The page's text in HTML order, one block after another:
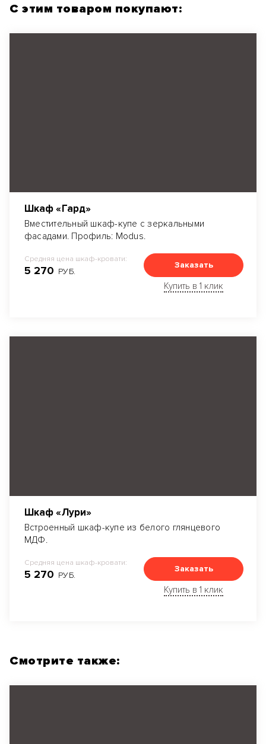
С этим товаром покупают:
Шкаф «Гард»
Вместительный шкаф-купе с зеркальными
фасадами. Профиль: Modus.
Средняя цена шкаф-кровати:
5 270 РУБ.
Заказать
Купить в 1 клик
Шкаф «Лури»
Встроенный шкаф-купе из белого глянцевого
МДФ.
Средняя цена шкаф-кровати:
5 270 РУБ.
Заказать
Купить в 1 клик
Смотрите также: